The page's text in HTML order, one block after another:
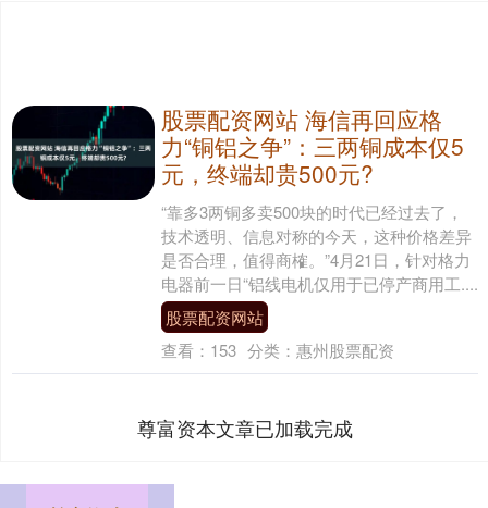
股票配资网站 海信再回应格
力“铜铝之争”：三两铜成本仅5
元，终端却贵500元?
“靠多3两铜多卖500块的时代已经过去了，
技术透明、信息对称的今天，这种价格差异
是否合理，值得商榷。”4月21日，针对格力
电器前一日“铝线电机仅用于已停产商用工....
股票配资网站
查看： 153 分类： 惠州股票配资
尊富资本文章已加载完成